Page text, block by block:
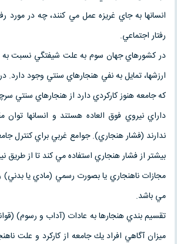
انسانها به جاي غريزه عمل مي كنند، چه در مورد
رفتار اجتماعي.
در كشورهاي جهان سوم به علت شيفتگي نسبت به
ارزشها، تمايل به نفي هنجارهاي سنتي وجود دارد.
كه جامعه هنوز كاركردي دارد از هنجارهاي سنتي
داراي نيروي فوق العاده هستند و انسانها توان
ندارند (فشار هنجاري). جوامع غربي براي كنترل
بيشتر از فشار هنجاري استفاده مي كند تا از طريق
مجازات ناهنجاري يا بصورت رسمي (مادي يا بدني)
مي باشد.
تقسيم بندي هنجارها به عادات (آداب و رسوم)
ميزان آگاهي افراد يك جامعه از كاركرد و علت